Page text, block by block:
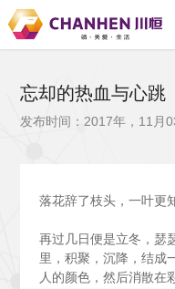
忘却的热血与心跳
发布时间：2017年，11月
落花辞了枝头，一叶更
再过几日便是立冬，瑟
里，积聚，沉降，结成
人的颜色，然后消散在